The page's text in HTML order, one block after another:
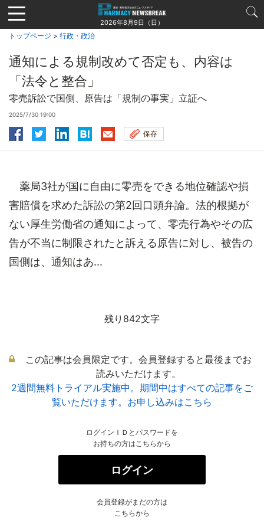
Jump
to
navigation
2026年8月9日（日）
トップページ > 行政・政治
通知による規制改めて否定も、内容は
「法令と整合」
零売訴訟で国側、原告は「規制の事実」立証へ
2025/7/30 19:00
保存
薬局3社が国に自由に零売をできる地位確認や損
害賠償を求めた訴訟の第2回口頭弁論。法的根拠が
ない厚生労働省の通知によって、零売行為やその広
告が不当に制限されたと訴える原告に対し、被告の
国側は、通知はあ...
残り842文字
この記事は会員限定です。会員登録すると最後までお
読みいただけます。
2週間無料トライアル実施中。期間中はすべての記事をご
覧いただけます。お申し込みはこちら
ログインＩＤとパスワードを
お持ちの方はこちらから
ログイン
会員登録がまだの方は
こちらから